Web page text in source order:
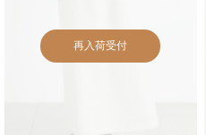
再入荷受付